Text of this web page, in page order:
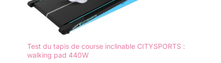
Test du tapis de course inclinable CITYSPORTS :
walking pad 440W